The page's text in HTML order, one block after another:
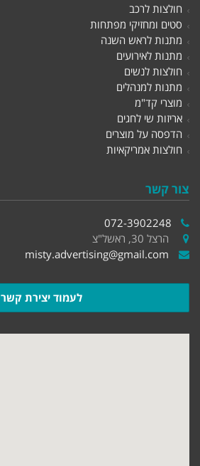
חולצות לרכב
סטים ומחזיקי מפתחות
מתנות לראש השנה
מתנות לאירועים
חולצות לנשים
מתנות למנהלים
מוצרי קד"מ
אריזות שי לחגים
הדפסה על מוצרים
חולצות אמריקאיות
צור קשר
072-3902248
הרצל 30, ראשל"צ
misty.advertising@gmail.com
לעמוד יצירת קשר